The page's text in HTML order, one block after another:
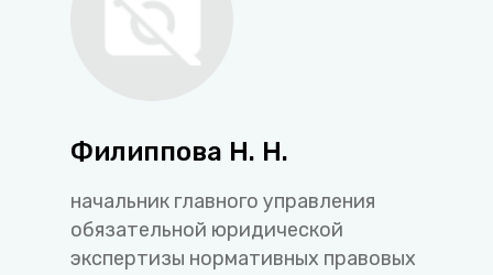
Филиппова Н. Н.
начальник главного управления
обязательной юридической
экспертизы нормативных правовых